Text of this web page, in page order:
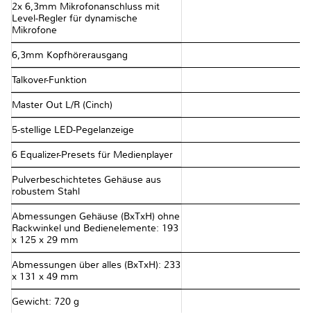
2x 6,3mm Mikrofonanschluss mit
Level-Regler für dynamische
Mikrofone
6,3mm Kopfhörerausgang
Talkover-Funktion
Master Out L/R (Cinch)
5-stellige LED-Pegelanzeige
6 Equalizer-Presets für Medienplayer
Pulverbeschichtetes Gehäuse aus
robustem Stahl
Abmessungen Gehäuse (BxTxH) ohne
Rackwinkel und Bedienelemente: 193
x 125 x 29 mm
Abmessungen über alles (BxTxH): 233
x 131 x 49 mm
Gewicht: 720 g